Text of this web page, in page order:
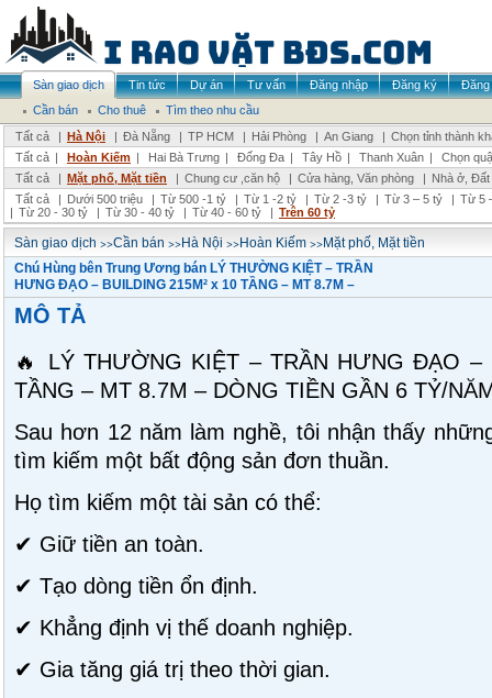
Sàn giao dịch Tin tức Dự án Tư vấn Đăng nhập Đăng ký
Đăng
Cần bán
Cho thuê
Tìm theo nhu cầu
Tất cả
| Hà Nội | Đà Nẵng | TP HCM | Hải Phòng | An Giang | Chọn tỉnh thành
Tất cả | Hoàn Kiếm | Hai Bà Trưng | Đống Đa | Tây Hồ | Thanh Xuân |
Chọn
Tất cả
| Mặt phố, Mặt tiền | Chung cư ,căn hộ | Cửa hàng, Văn phòng | Nhà ở,
Tất cả
| Dưới 500 triệu | Từ 500 -1 tỷ | Từ 1 -2 tỷ | Từ 2 -3 tỷ | Từ 3 – 5 tỷ | Từ 5
| Từ 20 - 30 tỷ | Từ 30 - 40 tỷ | Từ 40 - 60 tỷ | Trên 60 tỷ
Sàn giao dịch >>Cần bán >>Hà Nội >>Hoàn Kiếm >>Mặt phố, Mặt tiền
Chú Hùng bên Trung Ương bán LÝ THƯỜNG KIỆT – TRẦN
HƯNG ĐẠO – BUILDING 215M² x 10 TẦNG – MT 8.7M –
MÔ TẢ
🔥 LÝ THƯỜNG KIỆT – TRẦN HƯNG ĐẠO –
TẦNG – MT 8.7M – DÒNG TIỀN GẦN 6 TỶ/
Sau hơn 12 năm làm nghề, tôi nhận thấy
tìm kiếm một bất động sản đơn thuần.
Họ tìm kiếm một tài sản có thể:
✔ Giữ tiền an toàn.
✔ Tạo dòng tiền ổn định.
✔ Khẳng định vị thế doanh nghiệp.
✔ Gia tăng giá trị theo thời gian.